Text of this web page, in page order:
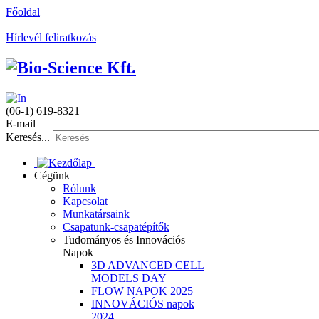
Főoldal
Hírlevél feliratkozás
(06-1) 619-8321
E-mail
Keresés...
Cégünk
Rólunk
Kapcsolat
Munkatársaink
Csapatunk-csapatépítők
Tudományos és Innovációs
Napok
3D ADVANCED CELL
MODELS DAY
FLOW NAPOK 2025
INNOVÁCIÓS napok
2024